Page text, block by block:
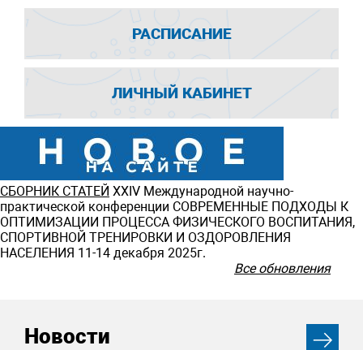
РАСПИСАНИЕ
ЛИЧНЫЙ КАБИНЕТ
СБОРНИК СТАТЕЙ ХXIV Международной научно-
практической конференции СОВРЕМЕННЫЕ ПОДХОДЫ К
ОПТИМИЗАЦИИ ПРОЦЕССА ФИЗИЧЕСКОГО ВОСПИТАНИЯ,
СПОРТИВНОЙ ТРЕНИРОВКИ И ОЗДОРОВЛЕНИЯ
НАСЕЛЕНИЯ 11-14 декабря 2025г.
Все обновления
Новости